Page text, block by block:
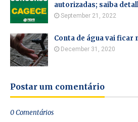
autorizadas; saiba
September 21, 2022
Conta de água vai ficar
December 31, 2020
Postar um comentário
0 Comentários